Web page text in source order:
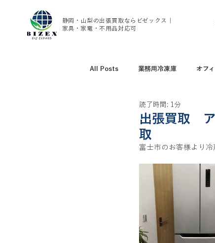
静岡・山梨の出張買取ならビゼックス｜
家具・家電・不用品対応可
All Posts 業務用冷凍庫 オフ
アウトドア用品買取
腕時計、ブランド時計買取 家
トレーニング用品買取 エアコ
金買取、貴金属買取、アクセサリー
出張買取
取
読了時間: 1分
富士市のお客様より